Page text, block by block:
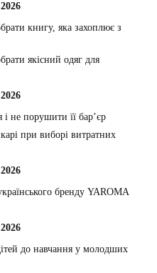
книгу, яка захоплює з
якісний одяг для
не порушити її бар’єр
при виборі витратних
бренду YAROMA
до навчання у молодших